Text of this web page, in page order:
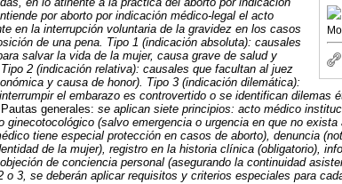
por aborto por indicación médico-legal el acto
en la interrupción voluntaria de la gravidez en los casos
de una pena. Tipo 1 (indicación absoluta): causales
salvar la vida de la mujer, causa grave de salud y
2 (indicación relativa): causales que facultan al juez
y causa de honor). Tipo 3 (indicación dilemática):
el embarazo es controvertido o se identifican dilemas
Pautas generales: se aplican siete principios: acto médico
ginecotocológico (salvo emergencia o urgencia en que no
tiene especial protección en casos de aborto), denuncia
de la mujer), registro en la historia clínica (obligatorio),
de conciencia personal (asegurando la continuidad
o 3, se deberán aplicar requisitos y criterios especiales para